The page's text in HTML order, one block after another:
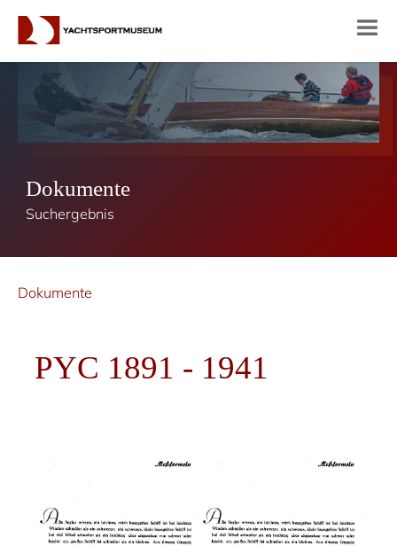
Dokumente
Suchergebnis
Dokumente
PYC 1891 - 1941